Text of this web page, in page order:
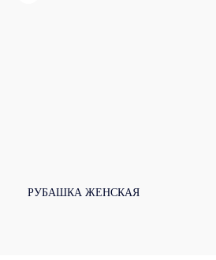
РУБАШКА ЖЕНСКАЯ